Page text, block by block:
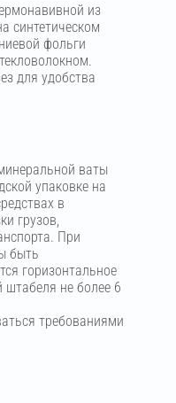
из
синтетическом
фольги
для удобства
ваты
упаковке на
в
грузов,
При
быть
горизонтальное
штабеля не более 6
требованиями